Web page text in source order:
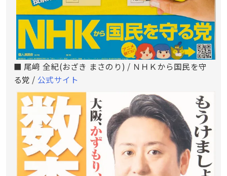
■ 尾﨑 全紀(おざき まさのり) / ＮＨＫから国民を守
る党 / 公式サイト